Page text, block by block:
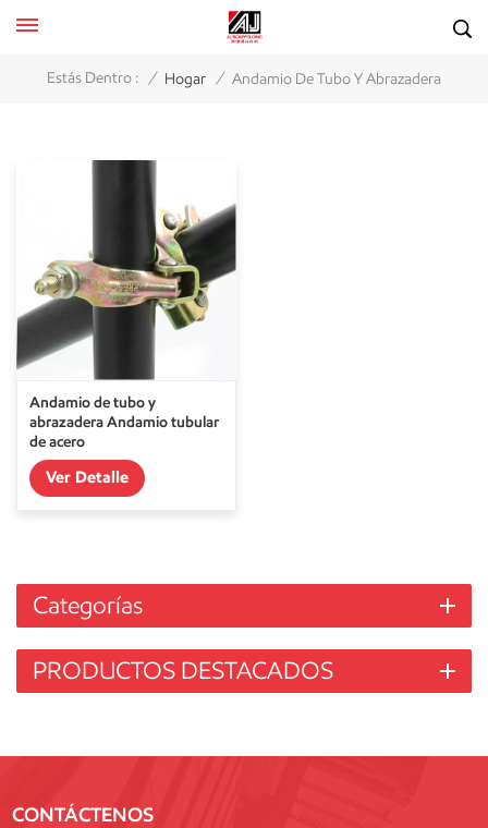
Estás Dentro : / Hogar / Andamio De Tubo Y Abrazadera
Andamio de tubo y
abrazadera Andamio tubular
de acero
Ver Detalle
Categorías
PRODUCTOS DESTACADOS
CONTÁCTENOS